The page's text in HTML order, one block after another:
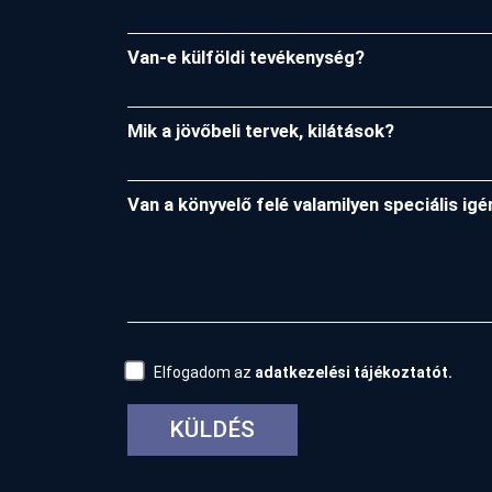
Van-e külföldi tevékenység?
Mik a jövőbeli tervek, kilátások?
Van a könyvelő felé valamilyen speciális
Elfogadom az adatkezelési tájékoztatót.